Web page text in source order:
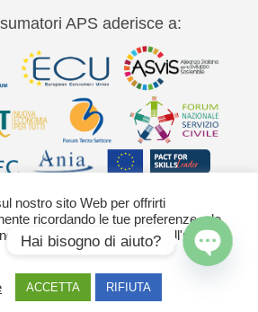
APS aderisce a:
Via Palestro 11 00185 Roma - tel 06
Ufficio stampa tel: 06
-Cookies Policy
nostro sito Web per offrirti
ricordando le tue preferenze e le
su "Accetta" acconsenti all'uso di
ACCETTA RIFIUTA
Hai bisogno di aiuto?